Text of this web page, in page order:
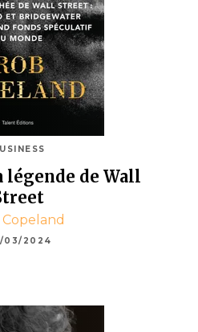
légende de Wall
03/2024